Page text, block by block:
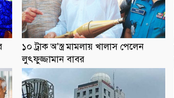
১০ ট্রাক অ'স্ত্র মামলায় খালাস পেলেন
লুৎফুজ্জামান বাবর